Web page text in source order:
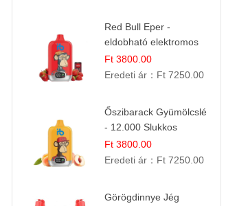
Red Bull Eper -
eldobható elektromos
cigi | Energizáló
Gyümölcs Íz
Ft 3800.00
Eredeti ár： Ft 7250.00
Őszibarack Gyümölcslé
- 12.000 Slukkos
eldobható e-Cigaretta |
Friss Gyümölcs Íz
Ft 3800.00
Eredeti ár： Ft 7250.00
Görögdinnye Jég